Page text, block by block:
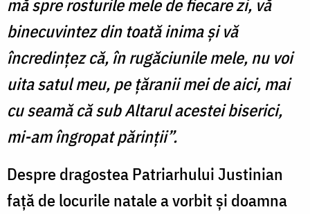
mă spre rosturile mele de fiecare zi, vă
binecuvintez din toată inima și vă
încredințez că, în rugăciunile mele, nu voi
uita satul meu, pe țăranii mei de aici, mai
cu seamă că sub Altarul acestei biserici,
mi-am îngropat părinții”.
Despre dragostea Patriarhului Justinian
față de locurile natale a vorbit și doamna